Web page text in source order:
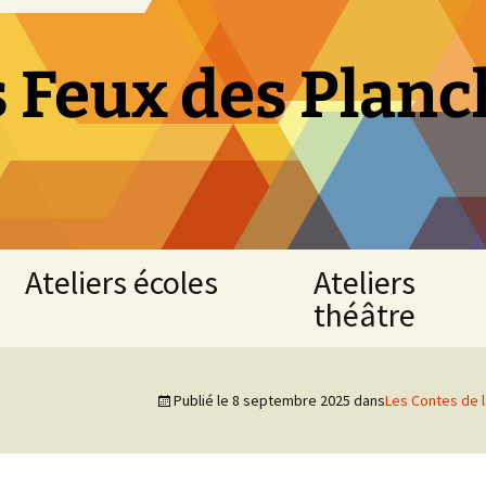
Feux des
Ateliers écoles
Atelier
CE1
Ateliers
théâtre
théâtre
D’AUNIS
Publié le 8 septembre 2025 dansLes Contes de